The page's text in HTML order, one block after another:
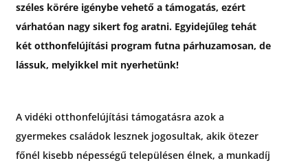
széles körére igénybe vehető a támogatás, ezért
várhatóan nagy sikert fog aratni. Egyidejűleg tehát
két otthonfelújítási program futna párhuzamosan, de
lássuk, melyikkel mit nyerhetünk!
A vidéki otthonfelújítási támogatásra azok a
gyermekes családok lesznek jogosultak, akik ötezer
főnél kisebb népességű településen élnek, a munkadíj